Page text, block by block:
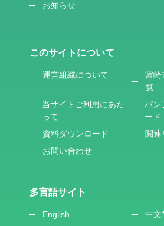
お知らせ
このサイトについて
運営組織について
宮崎
覧
当サイトご利用にあた
って
パン
ード
資料ダウンロード
関連
お問い合わせ
多言語サイト
English
中文